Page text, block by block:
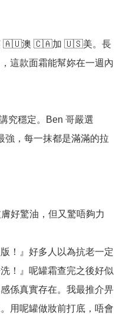
🇦🇺澳 🇨🇦加 🇺🇸美。長
這款面霜能幫妳在一週內
究穩定。Ben 哥嚴選
強，每一抹都是滿滿的拉
好驚油，但又驚唔夠力
！』好多人以為抗老一定
！』呢罐霜查完之後好似
係真實存在。我最推介畀
用呢罐做妝前打底，唔會